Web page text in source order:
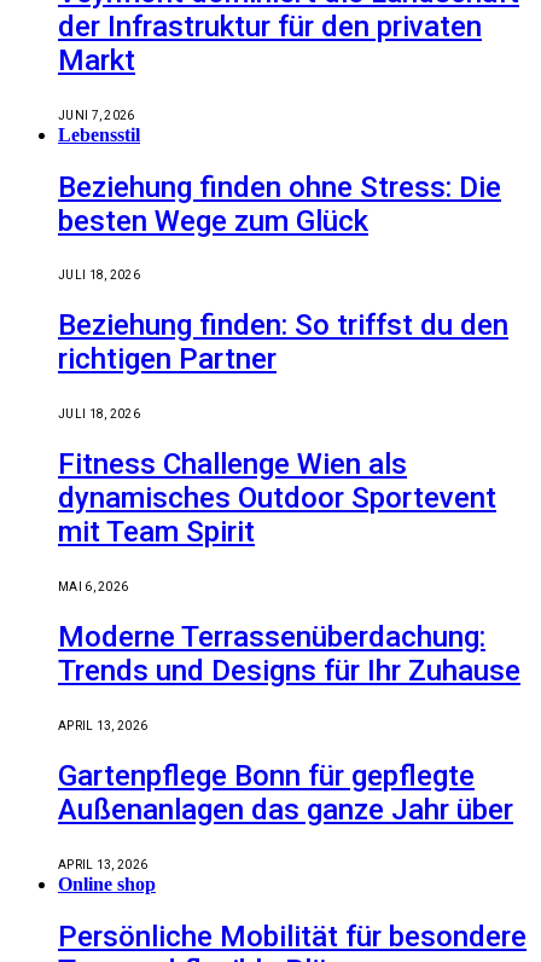
der Infrastruktur für den privaten
Markt
JUNI 7, 2026
Lebensstil
Beziehung finden ohne Stress: Die
besten Wege zum Glück
JULI 18, 2026
Beziehung finden: So triffst du den
richtigen Partner
JULI 18, 2026
Fitness Challenge Wien als
dynamisches Outdoor Sportevent
mit Team Spirit
MAI 6, 2026
Moderne Terrassenüberdachung:
Trends und Designs für Ihr Zuhause
APRIL 13, 2026
Gartenpflege Bonn für gepflegte
Außenanlagen das ganze Jahr über
APRIL 13, 2026
Online shop
Persönliche Mobilität für besondere